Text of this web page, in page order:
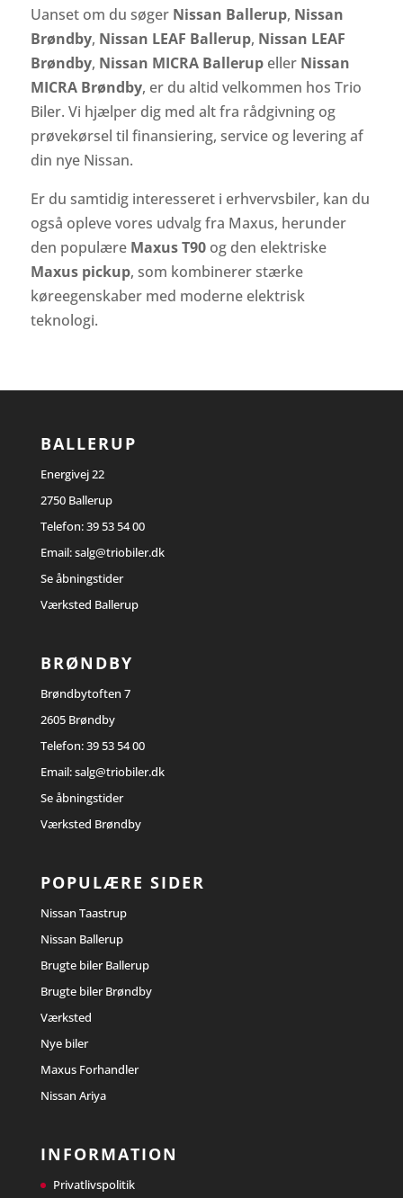
Uanset om du søger Nissan Ballerup, Nissan
Brøndby, Nissan LEAF Ballerup, Nissan LEAF
Brøndby, Nissan MICRA Ballerupeller Nissan
MICRA Brøndby, er du altid velkommen hos Trio
Biler. Vi hjælper dig med alt fra rådgivning og
prøvekørsel til finansiering, service og levering af
din nye Nissan.
Er du samtidig interesseret i erhvervsbiler, kan du
også opleve vores udvalg fra Maxus, herunder
den populære Maxus T90og den elektriske
Maxus pickup, som kombinerer stærke
køreegenskaber med moderne elektrisk
teknologi.
BALLERUP
Energivej 22
2750 Ballerup
Telefon:39 53 54 00
Email:salg@triobiler.dk
Se åbningstider
Værksted Ballerup
BRØNDBY
Brøndbytoften 7
2605 Brøndby
Telefon:39 53 54 00
Email:salg@triobiler.dk
Se åbningstider
Værksted Brøndby
POPULÆRE SIDER
Nissan Taastrup
Nissan Ballerup
Brugte biler Ballerup
Brugte biler Brøndby
Værksted
Nye biler
Maxus Forhandler
Nissan Ariya
INFORMATION
Privatlivspolitik